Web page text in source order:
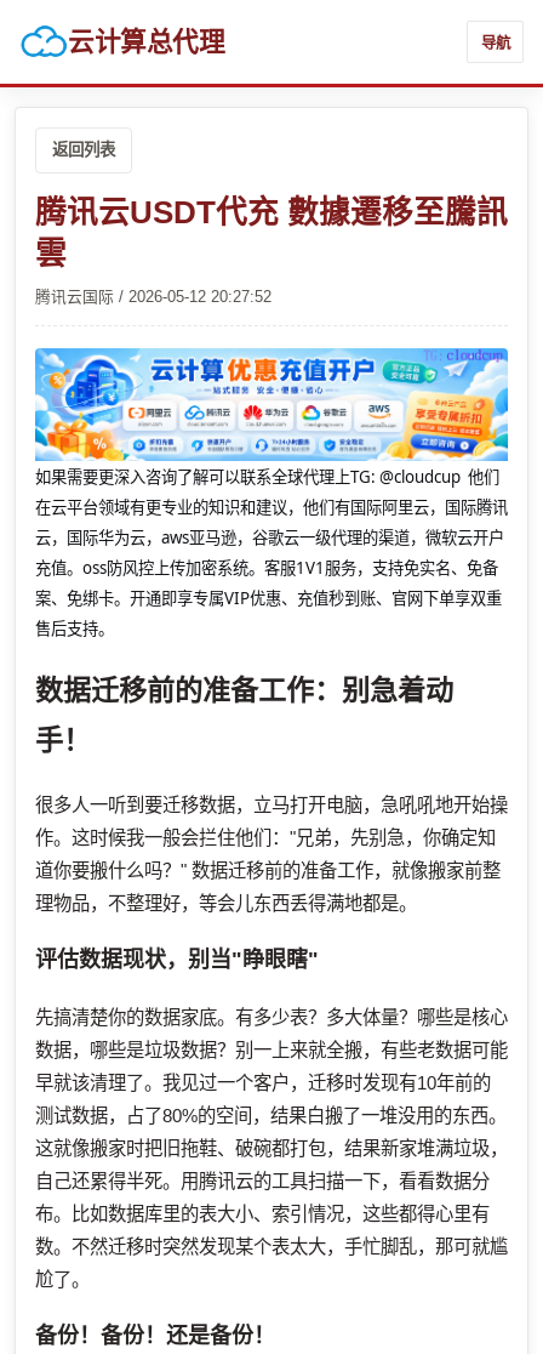
云计算总代理 导航
返回列表
腾讯云USDT代充 數據遷移至騰訊
雲
腾讯云国际 / 2026-05-12 20:27:52
如果需要更深入咨询了解可以联系全球代理上TG: @cloudcup 他们
在云平台领域有更专业的知识和建议，他们有国际阿里云，国际腾讯
云，国际华为云，aws亚马逊，谷歌云一级代理的渠道，微软云开户
充值。oss防风控上传加密系统。客服1V1服务，支持免实名、免备
案、免绑卡。开通即享专属VIP优惠、充值秒到账、官网下单享双重
售后支持。
数据迁移前的准备工作：别急着动
手！
很多人一听到要迁移数据，立马打开电脑，急吼吼地开始操
作。这时候我一般会拦住他们："兄弟，先别急，你确定知
道你要搬什么吗？" 数据迁移前的准备工作，就像搬家前整
理物品，不整理好，等会儿东西丢得满地都是。
评估数据现状，别当"睁眼瞎"
先搞清楚你的数据家底。有多少表？多大体量？哪些是核心
数据，哪些是垃圾数据？别一上来就全搬，有些老数据可能
早就该清理了。我见过一个客户，迁移时发现有10年前的
测试数据，占了80%的空间，结果白搬了一堆没用的东西。
这就像搬家时把旧拖鞋、破碗都打包，结果新家堆满垃圾，
自己还累得半死。用腾讯云的工具扫描一下，看看数据分
布。比如数据库里的表大小、索引情况，这些都得心里有
数。不然迁移时突然发现某个表太大，手忙脚乱，那可就尴
尬了。
备份！备份！还是备份！